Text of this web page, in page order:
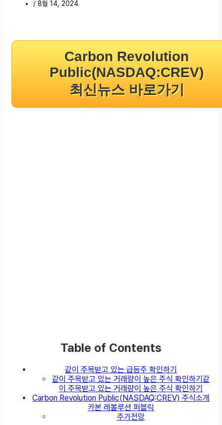
/ 8월 14, 2024
Carbon Revolution
Public(NASDAQ:CREV)
최신뉴스 바로가기
Table of Contents
같이 주목받고 있는 급등주 확인하기
같이 주목받고 있는 거래량이 높은 주식 확인하기같
이 주목받고 있는 거래량이 높은 주식 확인하기
Carbon Revolution Public(NASDAQ:CREV) 주식소개
카본 레볼루션 퍼블릭
주가전망